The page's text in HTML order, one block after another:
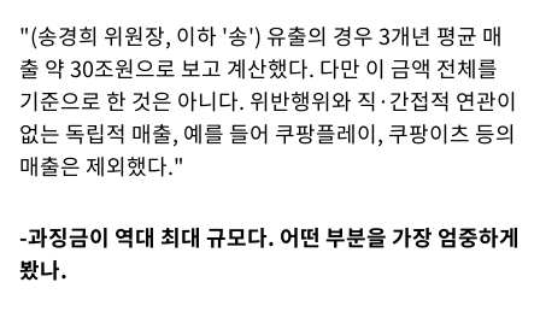
"(송경희 위원장, 이하 '송') 유출의 경우 3개년 평균 매
출 약 30조원으로 보고 계산했다. 다만 이 금액 전체를
기준으로 한 것은 아니다. 위반행위와 직·간접적 연관이
없는 독립적 매출, 예를 들어 쿠팡플레이, 쿠팡이츠 등의
매출은 제외했다."
-과징금이 역대 최대 규모다. 어떤 부분을 가장 엄중하게
봤나.